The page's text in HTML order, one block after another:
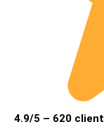
4.9/5 – 620